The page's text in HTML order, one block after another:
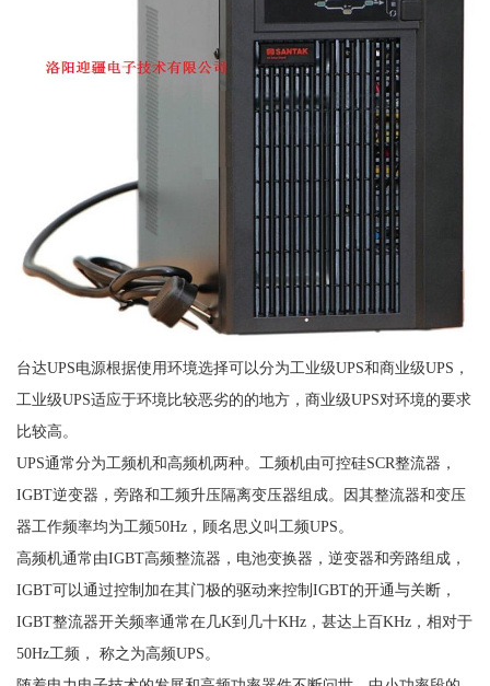
台达UPS电源根据使用环境选择可以分为工业级UPS和商业级UPS，
工业级UPS适应于环境比较恶劣的的地方，商业级UPS对环境的要求
比较高。
UPS通常分为工频机和高频机两种。工频机由可控硅SCR整流器，
IGBT逆变器，旁路和工频升压隔离变压器组成。因其整流器和变压
器工作频率均为工频50Hz，顾名思义叫工频UPS。
高频机通常由IGBT高频整流器，电池变换器，逆变器和旁路组成，
IGBT可以通过控制加在其门极的驱动来控制IGBT的开通与关断，
IGBT整流器开关频率通常在几K到几十KHz，甚达上百KHz，相对于
50Hz工频， 称之为高频UPS。